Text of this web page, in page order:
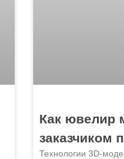
Как ювелир
заказчиком
Технологии 3D-